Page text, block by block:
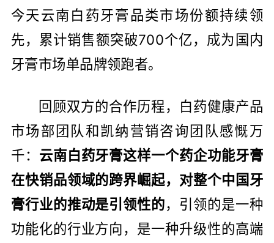
今天云南白药牙膏品类市场份额持续领
先，累计销售额突破700个亿，成为国内
牙膏市场单品牌领跑者。
回顾双方的合作历程，白药健康产品
市场部团队和凯纳营销咨询团队感慨万
千： 云南白药牙膏这样一个药企功能牙膏
在快销品领域的跨界崛起，对整个中国牙
膏行业的推动是引领性的，引领的是一种
功能化的行业方向，是一种升级性的高端